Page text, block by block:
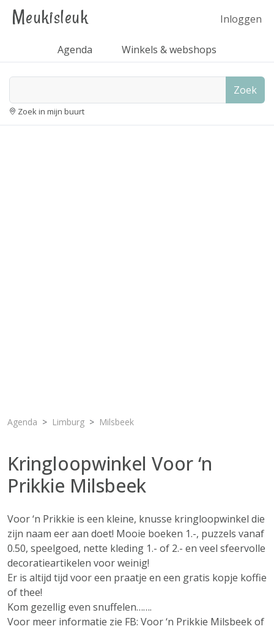
Meukisleuk Inloggen
Agenda Winkels & webshops
Zoek
Zoek in mijn buurt
Agenda Limburg Milsbeek
Kringloopwinkel Voor ‘n
Prikkie Milsbeek
Voor ‘n Prikkie is een kleine, knusse kringloopwinkel die
zijn naam eer aan doet! Mooie boeken 1.-, puzzels vanaf
0.50, speelgoed, nette kleding 1.- of 2.- en veel sfeervolle
decoratieartikelen voor weinig!
Er is altijd tijd voor een praatje en een gratis kopje koffie
of thee!
Kom gezellig even snuffelen…….
Voor meer informatie zie FB: Voor ‘n Prikkie Milsbeek of